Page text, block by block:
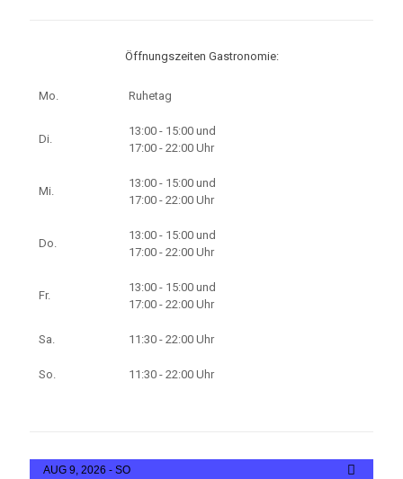
Öffnungszeiten Gastronomie:
Mo. Ruhetag
Di.
13:00 - 15:00 und
17:00 - 22:00 Uhr
Mi.
13:00 - 15:00 und
17:00 - 22:00 Uhr
Do.
13:00 - 15:00 und
17:00 - 22:00 Uhr
Fr.
13:00 - 15:00 und
17:00 - 22:00 Uhr
Sa. 11:30 - 22:00 Uhr
So. 11:30 - 22:00 Uhr
AUG 9, 2026 - SO